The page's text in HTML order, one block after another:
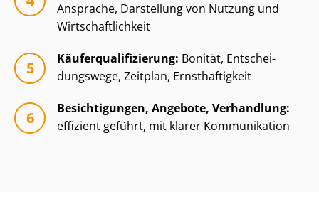
Ansprache, Darstellung von Nutzung und
Wirt­schaft­lich­keit
Käu­fer­qua­li­fi­zie­rung: Bonität, Ent­schei­
dungs­we­ge, Zeitplan, Ernsthaftigkeit
Besichtigungen, Angebote, Verhandlung:
effizient geführt, mit klarer Kommunikation